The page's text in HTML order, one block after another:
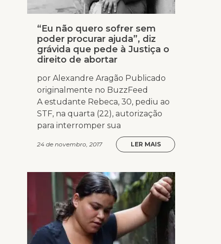
“Eu não quero sofrer sem
poder procurar ajuda”, diz
grávida que pede à Justiça o
direito de abortar
por Alexandre Aragão Publicado
originalmente no BuzzFeed
A estudante Rebeca, 30, pediu ao
STF, na quarta (22), autorização
para interromper sua
24 de novembro, 2017 LER MAIS